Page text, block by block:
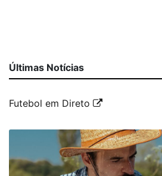
Últimas Notícias
Futebol em Direto